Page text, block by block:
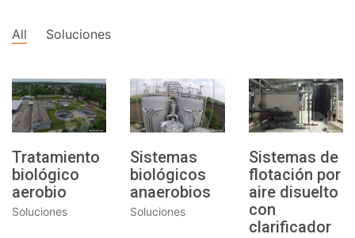
All Soluciones
Tratamiento
biológico
aerobio
Soluciones
Sistemas
biológicos
anaerobios
Soluciones
Sistemas de
flotación por
aire disuelto
con
clarificador